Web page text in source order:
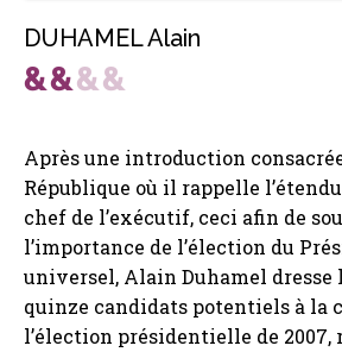
DUHAMEL Alain
Après une introduction
République où il rappelle
chef de l’exécutif, ceci afin de
l’importance de l’élection du
universel, Alain Duhamel dresse
quinze candidats potentiels à la
l’élection présidentielle de 2007,